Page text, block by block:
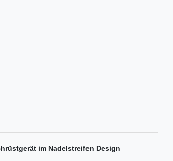
im Nadelstreifen Design